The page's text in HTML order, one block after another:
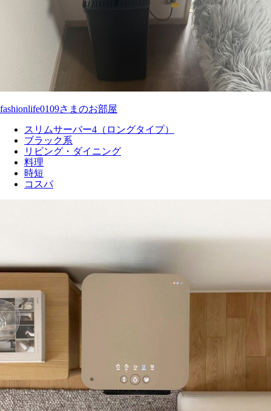
fashionlife0109さまのお部屋
スリムサーバー4（ロングタイプ）
ブラック系
リビング・ダイニング
料理
時短
コスパ